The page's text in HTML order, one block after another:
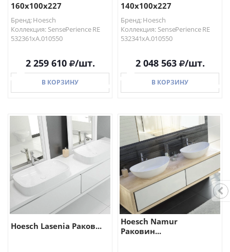
160х100х227
Бренд: Hoesch
Коллекция: SensePerience RE
532361xA.010550
2 259 610 /шт.
В КОРЗИНУ
В КОРЗИНУ
140х100х227
Бренд: Hoesch
Коллекция: SensePerience RE
532341xA.010550
2 048 563 /шт.
В КОРЗИНУ
В КОРЗИНУ
Hoesch Lasenia Раков...
Hoesch Namur
Раковин...